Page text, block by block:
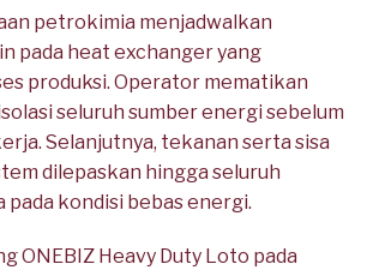
petrokimia menjadwalkan
pada heat exchanger yang
produksi. Operator mematikan
seluruh sumber energi sebelum
Selanjutnya, tekanan serta sisa
dilepaskan hingga seluruh
pada kondisi bebas energi.
ONEBIZ Heavy Duty Loto pada